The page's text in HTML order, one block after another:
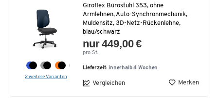
2 weitere Varianten
Giroflex Bürostuhl 353, ohne
Armlehnen, Auto-Synchronmechanik,
Muldensitz, 3D-Netz-Rückenlehne,
blau/schwarz
nur 449,00 €
pro St.
Lieferzeit: innerhalb 4 Wochen
Vergleichen Merken